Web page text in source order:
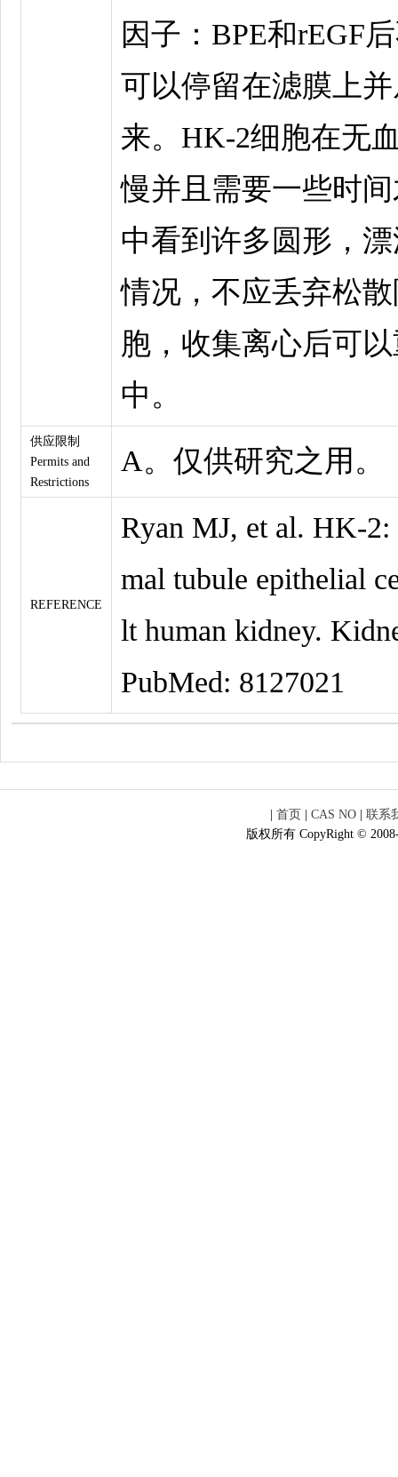
因子：BPE和rEGF
可以停留在滤膜上
来。HK-2细胞在无
慢并且需要一些时
中看到许多圆形，
情况，不应丢弃松
胞，收集离心后可
中。
供应限制
Permits and
Restrictions
A。仅供研究之用。
REFERENCE
Ryan MJ, et al. HK-
mal tubule epithelial
lt human kidney.
PubMed: 8127021
首页 CAS NO
联系
版权所有 CopyRight ©